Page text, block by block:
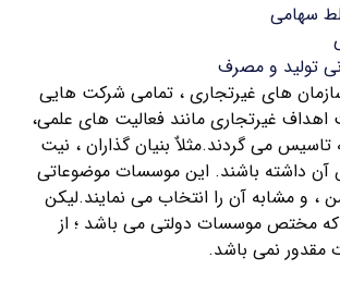
سهامی
تولید و مصرف
های غیرتجاری ، تمامی شرکت هایی
غیرتجاری مانند فعالیت های علمی،
تاسیس می گردند.مثلاٌ بنیان گذاران ، نیت
آن داشته باشند. این موسسات موضوعاتی
، و مشابه آن را انتخاب می نمایند.لیکن
مختص موسسات دولتی می باشد ؛ از
نمی باشد.